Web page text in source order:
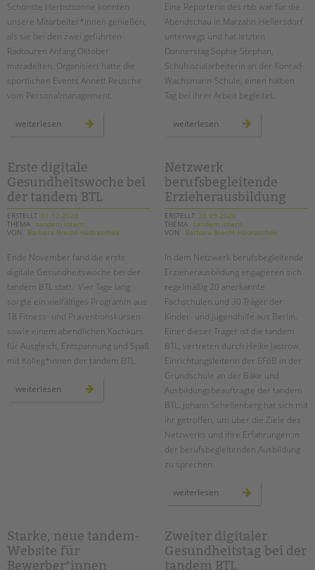
Schönste Herbstsonne konnten
unsere Mitarbeiter*innen genießen,
als sie bei den zwei geführten
Radtouren Anfang Oktober
mitradelten. Organisiert hatte die
sportlichen Events Annett Reusche
vom Personalmanagement.
weiterlesen
spuren
der
ehemals
geteilten
stadt
Eine Reporterin des rbb war für die
Abendschau in Marzahn-Hellersdorf
unterwegs und hat letzten
Donnerstag Sophie Stephan,
Schulsozialarbeiterin an der Konrad-
Wachsmann-Schule, einen halben
Tag bei ihrer Arbeit begleitet.
weiterlesen besuch
schulsozialarbeit
der
konrad-
wachsmann-
schule
Erste digitale
Gesundheitswoche bei
der tandem BTL
ERSTELLT 01.12.2020
THEMA tandem intern
VON
Barbara Brecht-Hadraschek
Ende November fand die erste
digitale Gesundheitswoche bei der
tandem BTL statt. Vier Tage lang
sorgte ein vielfältiges Programm aus
18 Fitness- und Präventionskursen
sowie einem abendlichen Kochkurs
für Ausgleich, Entspannung und Spaß
mit Kolleg*innen der tandem BTL.
weiterlesen
digitale
Netzwerk
berufsbegleitende
Erzieherausbildung
ERSTELLT 23.09.2020
THEMA tandem intern
VON
Barbara Brecht-Hadraschek
In dem Netzwerk berufsbegleitende
Erzieherausbildung engagieren sich
regelmäßig 20 anerkannte
Fachschulen und 30 Träger der
Kinder- und Jugendhilfe aus Berlin.
Einer dieser Träger ist die tandem
BTL, vertreten durch Heike Jastrow,
Einrichtungsleiterin der EFöB in der
Grundschule an der Bäke und
Ausbildungsbeauftragte der tandem
BTL. Johann Schellenberg hat sich mit
ihr getroffen, um über die Ziele des
Netzwerks und ihre Erfahrungen in
der berufsbegleitenden Ausbildung
zu sprechen.
weiterlesen netzwerk
berufsbegleitende
Starke, neue tandem-
Website für
Bewerber*innen
Zweiter digitaler
Gesundheitstag bei der
tandem BTL